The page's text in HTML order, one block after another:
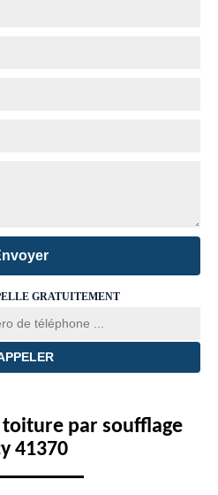
GRATUITEMENT
par soufflage
41370